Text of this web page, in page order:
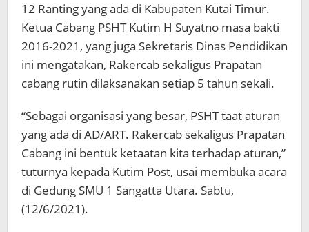
12 Ranting yang ada di Kabupaten Kutai Timur.
Ketua Cabang PSHT Kutim H Suyatno masa bakti
2016-2021, yang juga Sekretaris Dinas Pendidikan
ini mengatakan, Rakercab sekaligus Prapatan
cabang rutin dilaksanakan setiap 5 tahun sekali.
“Sebagai organisasi yang besar, PSHT taat aturan
yang ada di AD/ART. Rakercab sekaligus Prapatan
Cabang ini bentuk ketaatan kita terhadap aturan,”
tuturnya kepada Kutim Post, usai membuka acara
di Gedung SMU 1 Sangatta Utara. Sabtu,
(12/6/2021).